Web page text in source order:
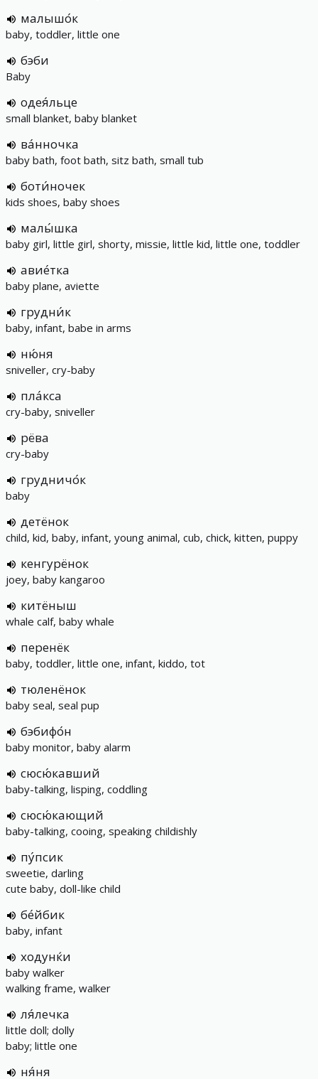
малышо́к
baby, toddler, little one
бэби
Baby
одея́льце
small blanket, baby blanket
ва́нночка
baby bath, foot bath, sitz bath, small tub
боти́ночек
kids shoes, baby shoes
малы́шка
baby girl, little girl, shorty, missie, little kid, little one, toddler
авие́тка
baby plane, aviette
грудни́к
baby, infant, babe in arms
ню́ня
sniveller, cry-baby
пла́кса
cry-baby, sniveller
рёва
cry-baby
грудничо́к
baby
детёнок
child, kid, baby, infant, young animal, cub, chick, kitten, puppy
кенгурёнок
joey, baby kangaroo
китёныш
whale calf, baby whale
перенёк
baby, toddler, little one, infant, kiddo, tot
тюленёнок
baby seal, seal pup
бэбифо́н
baby monitor, baby alarm
сюсю́кавший
baby-talking, lisping, coddling
сюсю́кающий
baby-talking, cooing, speaking childishly
пу́псик
sweetie, darling
cute baby, doll-like child
бе́йбик
baby, infant
ходунќи
baby walker
walking frame, walker
ля́лечка
little doll; dolly
baby; little one
ня́ня